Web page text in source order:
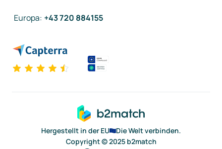
Europa: +43 720 884155
Hergestellt in der EU
Die Welt verbinden.
Copyright © 2025 b2match